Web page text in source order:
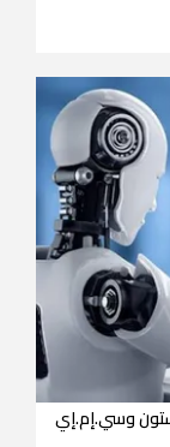
وسي.إم.إي